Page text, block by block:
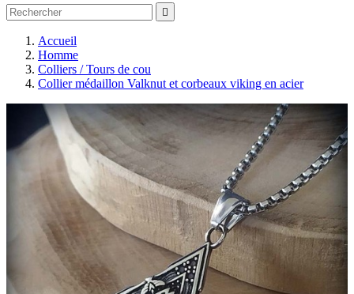

Accueil
Homme
Colliers / Tours de cou
Collier médaillon Valknut et corbeaux viking en acier